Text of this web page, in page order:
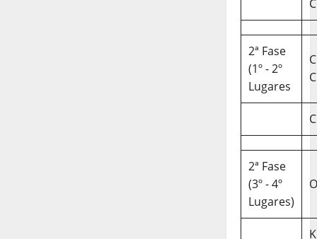
C
2ª Fase
(1º - 2º
Lugares
C
2ª Fase
(3º - 4º
Lugares)